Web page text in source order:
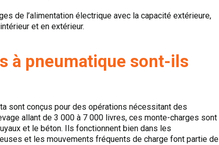
de l’alimentation électrique avec la capacité extérieure,
et en extérieur.
à pneumatique sont-ils
sont conçus pour des opérations nécessitant des
allant de 3 000 à 7 000 livres, ces monte-charges sont
et le béton. Ils fonctionnent bien dans les
et les mouvements fréquents de charge font partie de